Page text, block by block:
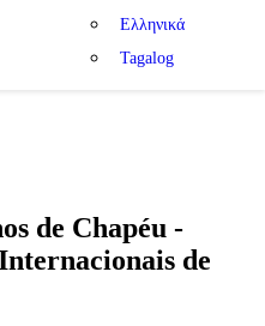
Ελληνικά
Tagalog
de Chapéu -
de